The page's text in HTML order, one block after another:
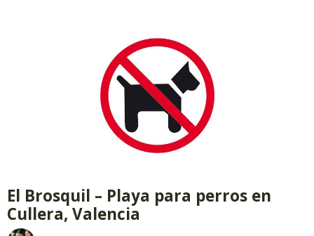
El Brosquil – Playa para perros en
Cullera, Valencia